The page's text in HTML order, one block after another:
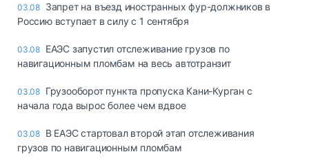
03.08 Запрет на въезд иностранных фур-должников в
Россию вступает в силу с 1 сентября
03.08 ЕАЭС запустил отслеживание грузов по
навигационным пломбам на весь автотранзит
03.08 Грузооборот пункта пропуска Кани-Курган с
начала года вырос более чем вдвое
03.08 В ЕАЭС стартовал второй этап отслеживания
грузов по навигационным пломбам